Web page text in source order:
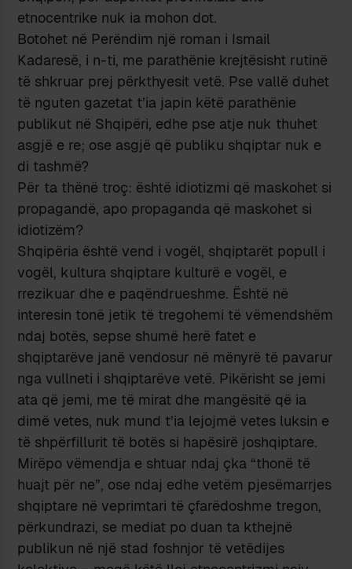
etnocentrike nuk ia mohon dot.
Botohet në Perëndim një roman i Ismail
Kadaresë, i n-ti, me parathënie krejtësisht rutinë
të shkruar prej përkthyesit vetë. Pse vallë duhet
të nguten gazetat t’ia japin këtë parathënie
publikut në Shqipëri, edhe pse atje nuk thuhet
asgjë e re; ose asgjë që publiku shqiptar nuk e
di tashmë?
Për ta thënë troç: është idiotizmi që maskohet si
propagandë, apo propaganda që maskohet si
idiotizëm?
Shqipëria është vend i vogël, shqiptarët popull i
vogël, kultura shqiptare kulturë e vogël, e
rrezikuar dhe e paqëndrueshme. Është në
interesin tonë jetik të tregohemi të vëmendshëm
ndaj botës, sepse shumë herë fatet e
shqiptarëve janë vendosur në mënyrë të pavarur
nga vullneti i shqiptarëve vetë. Pikërisht se jemi
ata që jemi, me të mirat dhe mangësitë që ia
dimë vetes, nuk mund t’ia lejojmë vetes luksin e
të shpërfillurit të botës si hapësirë joshqiptare.
Mirëpo vëmendja e shtuar ndaj çka “thonë të
huajt për ne”, ose ndaj edhe vetëm pjesëmarrjes
shqiptare në veprimtari të çfarëdoshme tregon,
përkundrazi, se mediat po duan ta kthejnë
publikun në një stad foshnjor të vetëdijes